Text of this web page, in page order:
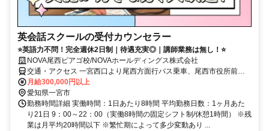
英会話スクールの受付カウンセラー
⭐英語力不問！完全週休2日制｜待遇充実◎｜講師業務は無し！⭐
NOVA尾西ピアゴ校/NOVAホールディングス株式会社
交通・アクセス 一宮西口より尾西方面行バス乗車、尾西市役所前下
車徒歩10分・ピアゴ尾西2F
月給300,000円以上
愛知県一宮市
勤務時間詳細 実働時間：1日あたり8時間 平均勤務日数：1ヶ月あた
り21日 9：00～22：00（実働8時間の固定シフト制/休憩1時間） ※残
業は月平均20時間以下 ※繁忙期によって多少変動あり ...